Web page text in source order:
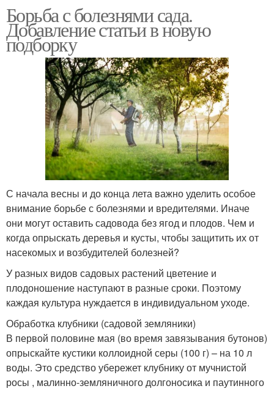
Борьба с болезнями сада.
Добавление статьи в новую
подборку
С начала весны и до конца лета важно уделить особое
внимание борьбе с болезнями и вредителями. Иначе
они могут оставить садовода без ягод и плодов. Чем и
когда опрыскать деревья и кусты, чтобы защитить их от
насекомых и возбудителей болезней?
У разных видов садовых растений цветение и
плодоношение наступают в разные сроки. Поэтому
каждая культура нуждается в индивидуальном уходе.
Обработка клубники (садовой земляники)
В первой половине мая (во время завязывания бутонов)
опрыскайте кустики коллоидной серы (100 г) – на 10 л
воды. Это средство убережет клубнику от мучнистой
росы , малинно-земляничного долгоносика и паутинного